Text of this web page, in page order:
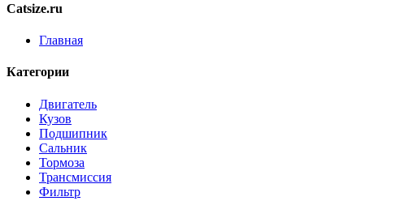
Catsize.ru
Главная
Категории
Двигатель
Кузов
Подшипник
Сальник
Тормоза
Трансмиссия
Фильтр